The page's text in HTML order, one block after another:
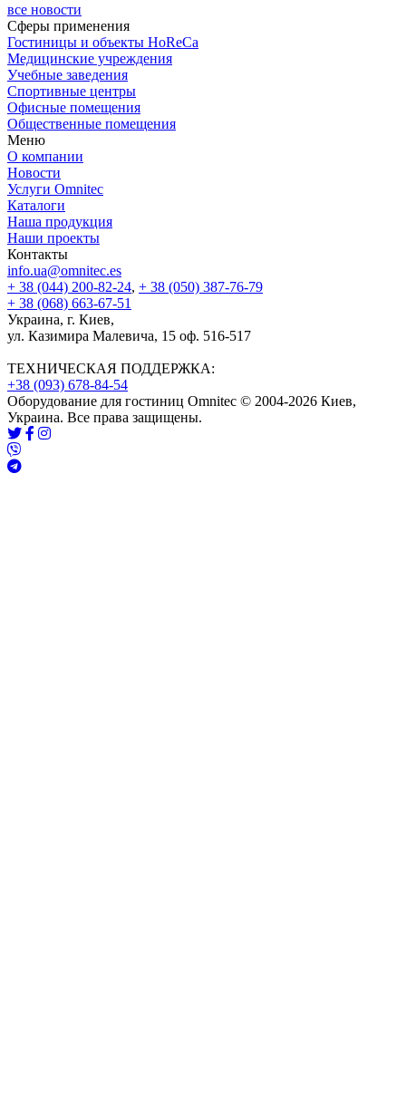
все новости
Сферы применения
Гостиницы и объекты HoReCa
Медицинские учреждения
Учебные заведения
Спортивные центры
Офисные помещения
Общественные помещения
Меню
О компании
Новости
Услуги Omnitec
Каталоги
Наша продукция
Наши проекты
Контакты
info.ua@omnitec.es
+ 38 (044) 200-82-24, + 38 (050) 387-76-79
+ 38 (068) 663-67-51
Украина, г. Киев,
ул. Казимира Малевича, 15 оф. 516-517
ТЕХНИЧЕСКАЯ ПОДДЕРЖКА:
+38 (093) 678-84-54
Оборудование для гостиниц Omnitec © 2004-2026 Киев,
Украина. Все права защищены.